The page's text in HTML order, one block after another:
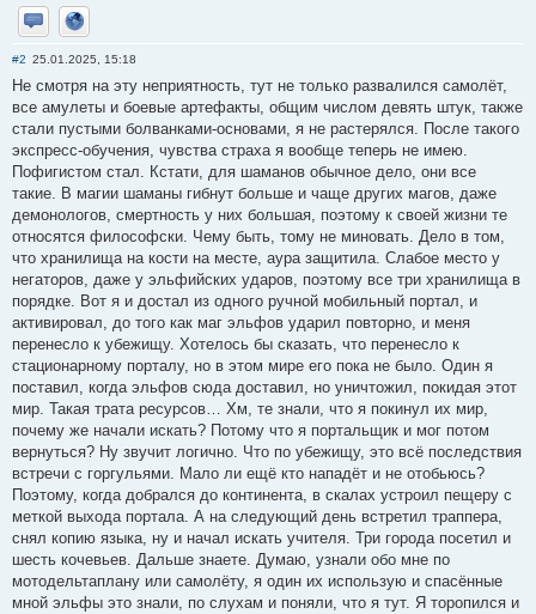
Отправить личное сообщение
Сайт
#2 25.01.2025, 15:18
Не смотря на эту неприятность, тут не только развалился самолёт,
все амулеты и боевые артефакты, общим числом девять штук, также
стали пустыми болванками-основами, я не растерялся. После такого
экспресс-обучения, чувства страха я вообще теперь не имею.
Пофигистом стал. Кстати, для шаманов обычное дело, они все
такие. В магии шаманы гибнут больше и чаще других магов, даже
демонологов, смертность у них большая, поэтому к своей жизни те
относятся философски. Чему быть, тому не миновать. Дело в том,
что хранилища на кости на месте, аура защитила. Слабое место у
негаторов, даже у эльфийских ударов, поэтому все три хранилища в
порядке. Вот я и достал из одного ручной мобильный портал, и
активировал, до того как маг эльфов ударил повторно, и меня
перенесло к убежищу. Хотелось бы сказать, что перенесло к
стационарному порталу, но в этом мире его пока не было. Один я
поставил, когда эльфов сюда доставил, но уничтожил, покидая этот
мир. Такая трата ресурсов… Хм, те знали, что я покинул их мир,
почему же начали искать? Потому что я портальщик и мог потом
вернуться? Ну звучит логично. Что по убежищу, это всё последствия
встречи с горгульями. Мало ли ещё кто нападёт и не отобьюсь?
Поэтому, когда добрался до континента, в скалах устроил пещеру с
меткой выхода портала. А на следующий день встретил траппера,
снял копию языка, ну и начал искать учителя. Три города посетил и
шесть кочевьев. Дальше знаете. Думаю, узнали обо мне по
мотодельтаплану или самолёту, я один их использую и спасённые
мной эльфы это знали, по слухам и поняли, что я тут. Я торопился и